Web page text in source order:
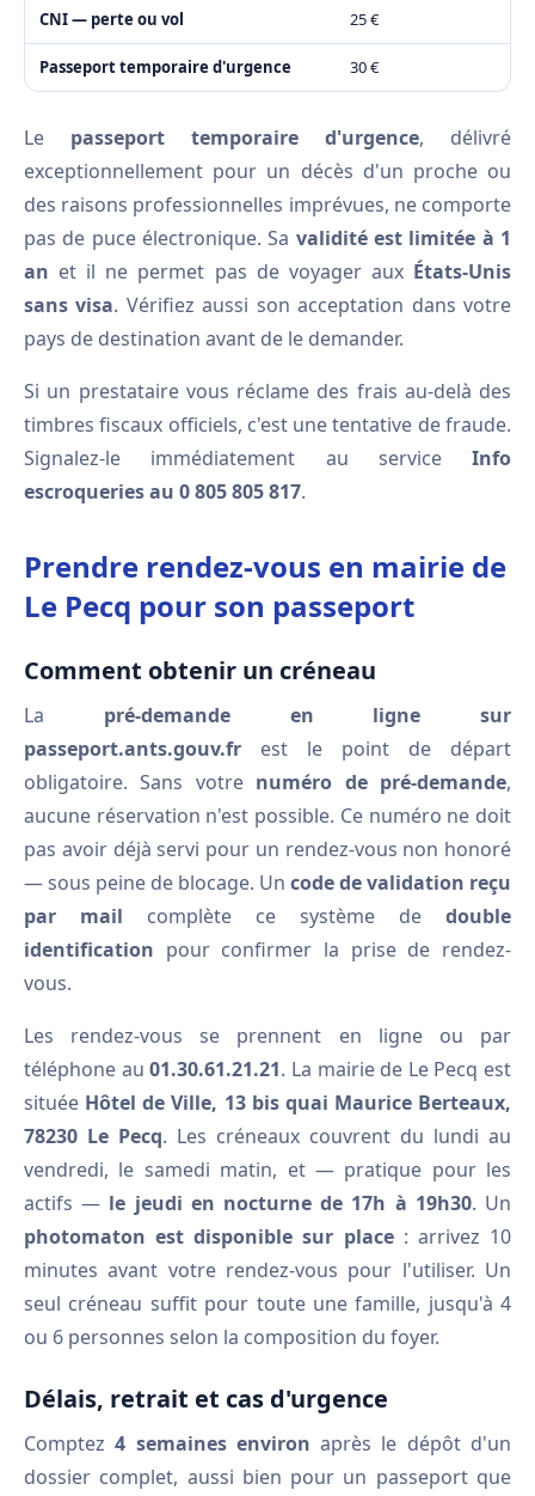
CNI — perte ou vol 25 €
Passeport temporaire d'urgence 30 €
Le passeport temporaire d'urgence, délivré
exceptionnellement pour un décès d'un proche ou
des raisons professionnelles imprévues, ne comporte
pas de puce électronique. Sa validité est limitée à 1
an et il ne permet pas de voyager aux États-Unis
sans visa. Vérifiez aussi son acceptation dans votre
pays de destination avant de le demander.
Si un prestataire vous réclame des frais au-delà des
timbres fiscaux officiels, c'est une tentative de fraude.
Signalez-le immédiatement au service Info
escroqueries au 0 805 805 817.
Prendre rendez-vous en mairie de
Le Pecq pour son passeport
Comment obtenir un créneau
La pré-demande en ligne sur
passeport.ants.gouv.fr est le point de départ
obligatoire. Sans votre numéro de pré-demande,
aucune réservation n'est possible. Ce numéro ne doit
pas avoir déjà servi pour un rendez-vous non honoré
— sous peine de blocage. Un code de validation reçu
par mail complète ce système de double
identification pour confirmer la prise de rendez-
vous.
Les rendez-vous se prennent en ligne ou par
téléphone au01.30.61.21.21. La mairie de Le Pecq est
située Hôtel de Ville, 13 bis quai Maurice Berteaux,
78230 Le Pecq. Les créneaux couvrent du lundi au
vendredi, le samedi matin, et — pratique pour les
actifs — le jeudi en nocturne de 17h à 19h30. Un
photomaton est disponible sur place: arrivez 10
minutes avant votre rendez-vous pour l'utiliser. Un
seul créneau suffit pour toute une famille, jusqu'à 4
ou 6 personnes selon la composition du foyer.
Délais, retrait et cas d'urgence
Comptez4 semaines environ après le dépôt d'un
dossier complet, aussi bien pour un passeport que